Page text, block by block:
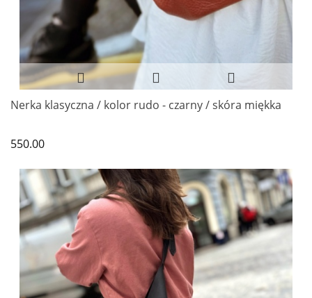
Nerka klasyczna / kolor rudo - czarny / skóra miękka
550.00